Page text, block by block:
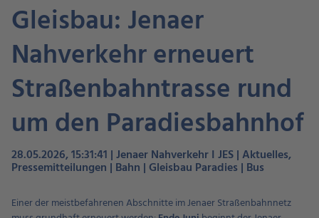
Gleisbau: Jenaer
Nahverkehr erneuert
Straßenbahntrasse rund
um den Paradiesbahnhof
28.05.2026, 15:31:41 | Jenaer Nahverkehr I JES | Aktuelles,
Pressemitteilungen | Bahn | Gleisbau Paradies | Bus
Einer der meistbefahrenen Abschnitte im Jenaer Straßenbahnnetz